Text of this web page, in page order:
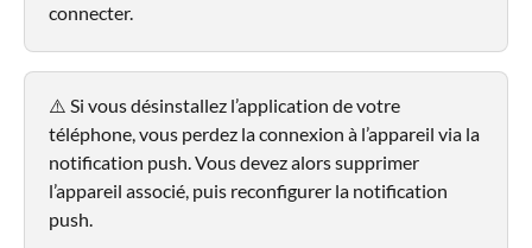
connecter.
⚠️ Si vous désinstallez l’application de votre
téléphone, vous perdez la connexion à l’appareil via la
notification push. Vous devez alors supprimer
l’appareil associé, puis reconfigurer la notification
push.